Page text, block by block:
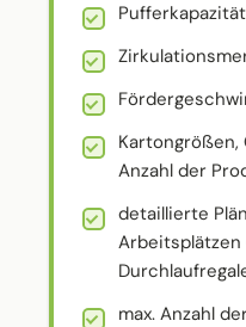
Kartongrößen,
Anzahl der
detaillierte
max. Anzahl